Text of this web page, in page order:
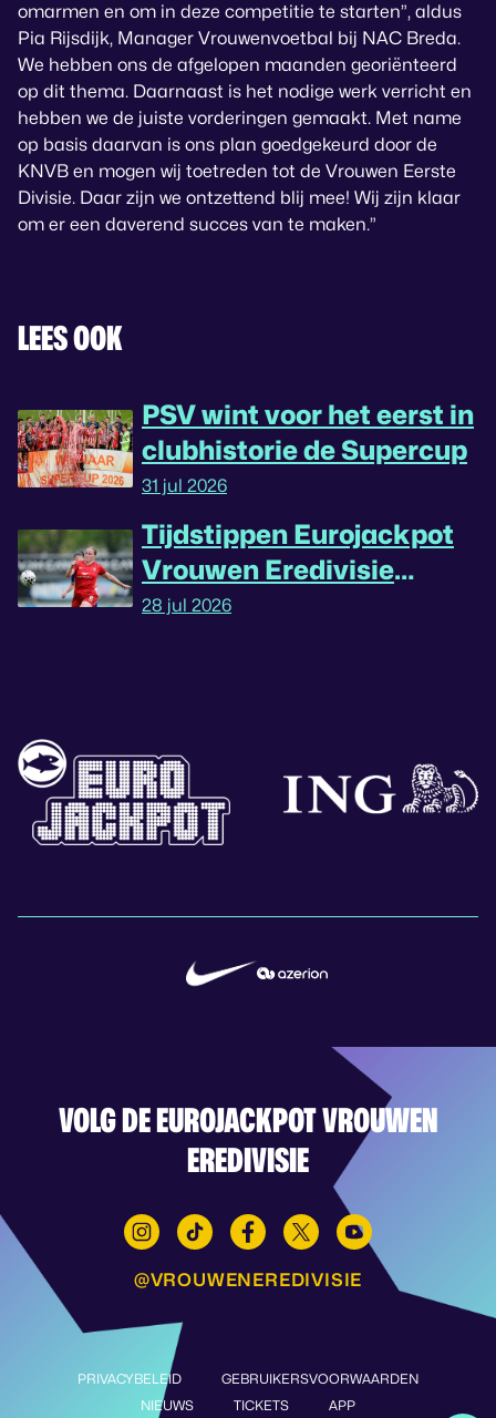
omarmen en om in deze competitie te starten”, aldus
Pia Rijsdijk, Manager Vrouwenvoetbal bij NAC Breda.
We hebben ons de afgelopen maanden georiënteerd
op dit thema. Daarnaast is het nodige werk verricht en
hebben we de juiste vorderingen gemaakt. Met name
op basis daarvan is ons plan goedgekeurd door de
KNVB en mogen wij toetreden tot de Vrouwen Eerste
Divisie. Daar zijn we ontzettend blij mee! Wij zijn klaar
om er een daverend succes van te maken.”
LEES OOK
PSV wint voor het eerst in
clubhistorie de Supercup
31 jul 2026
Tijdstippen Eurojackpot
Vrouwen Eredivisie
omgedraaid
28 jul 2026
VOLG DE EUROJACKPOT VROUWEN
EREDIVISIE
@VROUWENEREDIVISIE
PRIVACYBELEID
GEBRUIKERSVOORWAARDEN
NIEUWS
TICKETS APP